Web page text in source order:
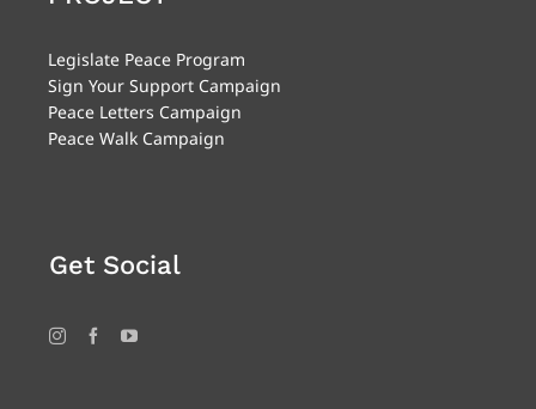
Legislate Peace Program
Sign Your Support Campaign
Peace Letters Campaign
Peace Walk Campaign
Get Social